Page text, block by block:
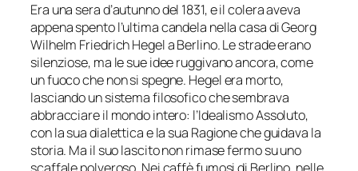
Era una sera d’autunno del 1831, e il colera aveva
appena spento l’ultima candela nella casa di Georg
Wilhelm Friedrich Hegel a Berlino. Le strade erano
silenziose, ma le sue idee ruggivano ancora, come
un fuoco che non si spegne. Hegel era morto,
lasciando un sistema filosofico che sembrava
abbracciare il mondo intero: l’Idealismo Assoluto,
con la sua dialettica e la sua Ragione che guidava la
storia. Ma il suo lascito non rimase fermo su uno